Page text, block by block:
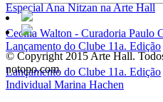
Especial Ana Nitzan na Arte Hall
Cecília Walton - Curadoria Paulo
Lançamento do Clube 11a. Edição
Lançamento do Clube 11a. Edição
Individual Marina Hachen
© Copyright 2015 Arte Hall.
notopo.com